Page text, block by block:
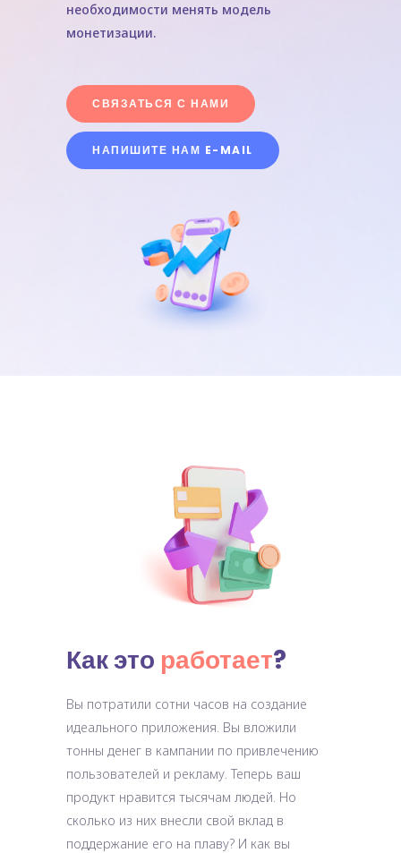
необходимости менять модель
монетизации.
СВЯЗАТЬСЯ С НАМИ
НАПИШИТЕ НАМ E-MAIL
Как это работает?
Вы потратили сотни часов на создание
идеального приложения. Вы вложили
тонны денег в кампании по привлечению
пользователей и рекламу. Теперь ваш
продукт нравится тысячам людей. Но
сколько из них внесли свой вклад в
поддержание его на плаву? И как вы